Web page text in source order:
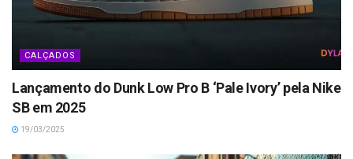
CALÇADOS
Lançamento do Dunk Low Pro B ‘Pale Ivory’ pela Nike
SB em 2025
19/03/2025